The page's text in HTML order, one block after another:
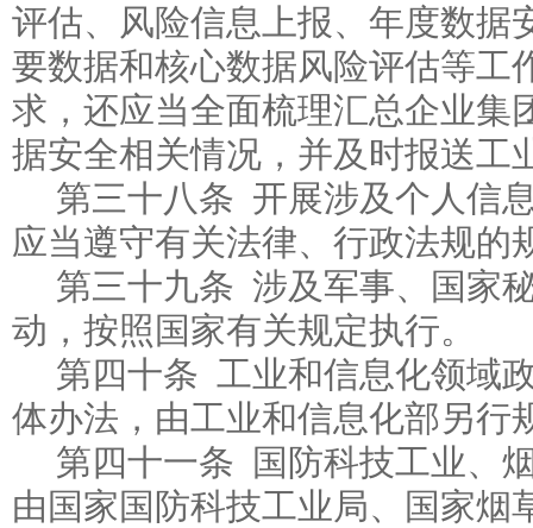
评估、风险信息上报、年度数据
要数据和核心数据风险评估等工
求，还应当全面梳理汇总企业集
据安全相关情况，并及时报送工
第三十八条 开展涉及个人信
应当遵守有关法律、行政法规的
第三十九条 涉及军事、国家
动，按照国家有关规定执行。
第四十条 工业和信息化领域
体办法，由工业和信息化部另行
第四十一条 国防科技工业、
由国家国防科技工业局、国家烟